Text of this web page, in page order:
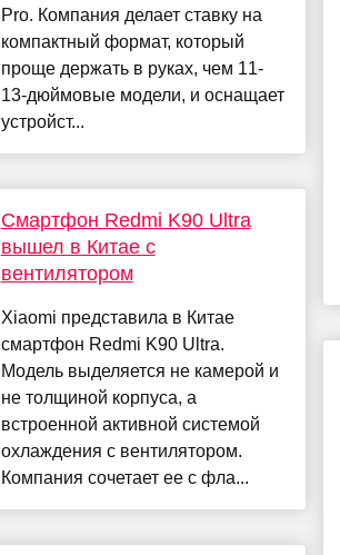
Pro. Компания делает ставку на
компактный формат, который
проще держать в руках, чем 11-
13-дюймовые модели, и оснащает
устройст...
Смартфон Redmi K90 Ultra
вышел в Китае с
вентилятором
Xiaomi представила в Китае
смартфон Redmi K90 Ultra.
Модель выделяется не камерой и
не толщиной корпуса, а
встроенной активной системой
охлаждения с вентилятором.
Компания сочетает ее с фла...